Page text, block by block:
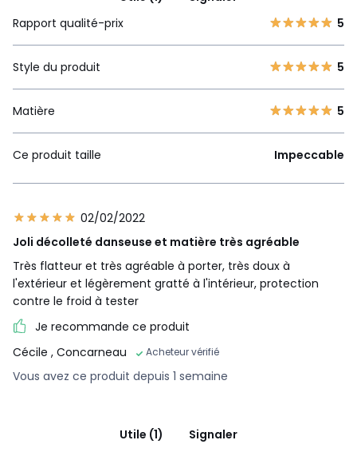
Rapport qualité-prix
5
Style du produit 5
Matière 5
Ce produit taille Impeccable
02/02/2022
Joli décolleté danseuse et matière très agréable
Très flatteur et très agréable à porter, très doux à
l'extérieur et légèrement gratté à l'intérieur, protection
contre le froid à tester
Je recommande ce produit
Cécile , Concarneau Acheteur vérifié
Vous avez ce produit depuis 1 semaine
Utile (1)
Signaler